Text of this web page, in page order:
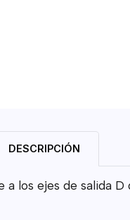
DESCRIPCIÓN
a los ejes de salida